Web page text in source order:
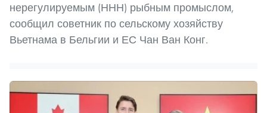
нерегулируемым (ННН) рыбным промыслом,
сообщил советник по сельскому хозяйству
Вьетнама в Бельгии и ЕС Чан Ван Конг.